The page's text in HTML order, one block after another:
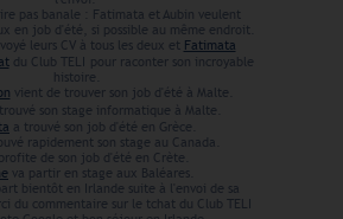
pas banale : Fatimata et Aubin veulent
en job d'été, si possible au même endroit.
leurs CV à tous les deux et Fatimata
du Club TELI pour raconter son incroyable
histoire.
vient de trouver son job d'été à Malte.
son stage informatique à Malte.
a trouvé son job d'été en Grèce.
rapidement son stage au Canada.
profite de son job d'été en Crète.
va partir en stage aux Baléares.
bientôt en Irlande suite à l'envoi de sa
du commentaire sur le tchat du Club TELI